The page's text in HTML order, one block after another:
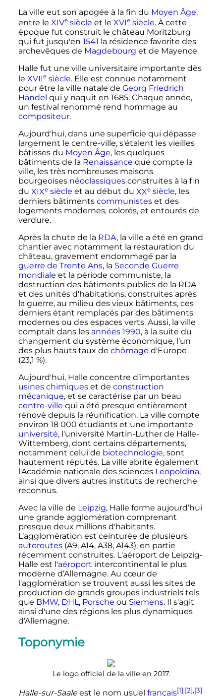
La ville eut son apogée à la fin du Moyen Âge,
entre le XIVesiècle et le XVIesiècle. À cette
époque fut construit le château Moritzburg
qui fut jusqu'en 1541 la résidence favorite des
archevêques de Magdebourg et de Mayence.
Halle fut une ville universitaire importante dès
le XVIIesiècle. Elle est connue notamment
pour être la ville natale de Georg Friedrich
Händel qui y naquit en 1685. Chaque année,
un festival renommé rend hommage au
compositeur.
Aujourd'hui, dans une superficie qui dépasse
largement le centre-ville, s'étalent les vieilles
bâtisses du Moyen Âge, les quelques
bâtiments de la Renaissance que compte la
ville, les très nombreuses maisons
bourgeoises néoclassiquesconstruites à la fin
du XIXesiècle et au début du XXesiècle, les
derniers bâtiments communisteset des
logements modernes, colorés, et entourés de
verdure.
Après la chute de la RDA, la ville a été en grand
chantier avec notamment la restauration du
château, gravement endommagé par la
guerre de Trente Ans, la Seconde Guerre
mondiale et la période communiste, la
destruction des bâtiments publics de la RDA
et des unités d'habitations, construites après
la guerre, au milieu des vieux bâtiments, ces
derniers étant remplacés par des bâtiments
modernes ou des espaces verts. Aussi, la ville
comptait dans les années 1990, à la suite du
changement du système économique, l'un
des plus hauts taux de chômage d'Europe
(23,1 %).
Aujourd'hui, Halle concentre d’importantes
usines chimiqueset de construction
mécanique, et se caractérise par un beau
centre-ville qui a été presque entièrement
rénové depuis la réunification. La ville compte
environ 18 000 étudiantset une importante
université, l'université Martin-Luther de Halle-
Wittemberg, dont certains départements,
notamment celui de biotechnologie, sont
hautement réputés. La ville abrite également
l'Académie nationale des sciences Leopoldina,
ainsi que divers autres instituts de recherche
reconnus.
Avec la ville de Leipzig, Halle forme aujourd’hui
une grande agglomération comprenant
presque deux millions d'habitants.
L’agglomération est ceinturée de plusieurs
autoroutes(A9, A14, A38, A143), en partie
récemment construites. L'aéroport de Leipzig-
Halle est l'aéroport intercontinental le plus
moderne d’Allemagne. Au cœur de
l'agglomération se trouvent aussi les sites de
production de grands groupes industriels tels
que BMW, DHL , Porsche ou Siemens. Il s'agit
ainsi d'une des régions les plus dynamiques
d’Allemagne.
Toponymie
Le logo officiel de la ville en 2017.
Halle-sur-Saaleest le nom usuel français[1],[2],[3]